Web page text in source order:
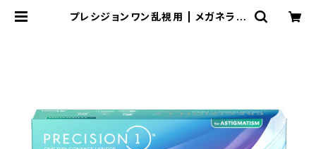
プレシジョンワン乱視用 | メガネライ